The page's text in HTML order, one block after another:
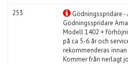
253
Gödningsspridare -
Gödningsspridare
Modell 1402 +
på ca 5-6 år och
rekommenderas
Kommer från nerlagt